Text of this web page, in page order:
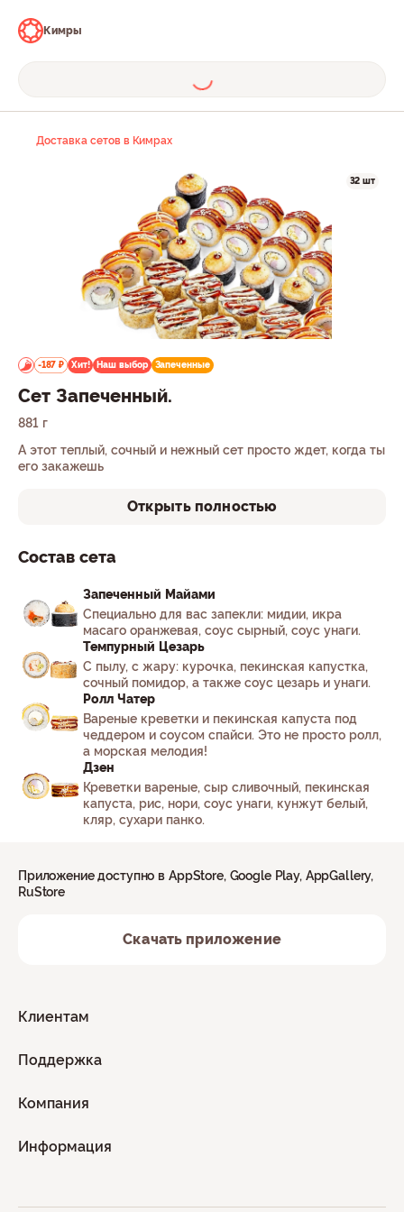
Кимры
Доставка сетов в Кимрах
32 шт
-187 ₽ Хит! Наш выбор Запеченные
Сет Запеченный.
881 г
А этот теплый, сочный и нежный сет просто ждет, когда ты
его закажешь
Открыть полностью
Состав сета
Запеченный Майами
Специально для вас запекли: мидии, икра
масаго оранжевая, соус сырный, соус унаги.
Темпурный Цезарь
С пылу, с жару: курочка, пекинская капустка,
сочный помидор, а также соус цезарь и унаги.
Ролл Чатер
Вареные креветки и пекинская капуста под
чеддером и соусом спайси. Это не просто ролл,
а морская мелодия!
Дзен
Креветки вареные, сыр сливочный, пекинская
капуста, рис, нори, соус унаги, кунжут белый,
кляр, сухари панко.
Клиентам
Поддержка
Компания
Информация
Приложение доступно в AppStore, Google Play, AppGallery,
RuStore
Скачать приложение